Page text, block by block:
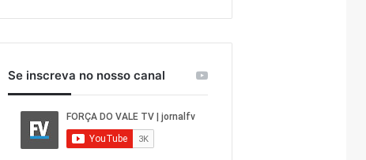
Se inscreva no nosso canal